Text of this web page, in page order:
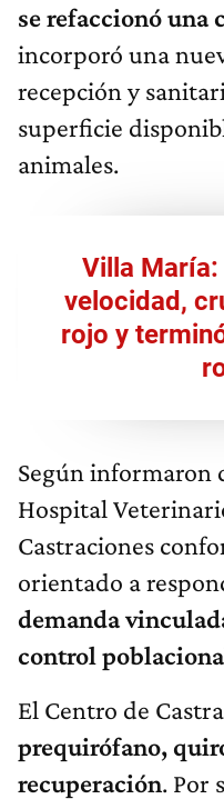
se refaccionó una
incorporó una
recepción y
superficie
animales.
Villa María:
velocidad,
rojo y
Según informaron
Hospital
Castraciones
orientado a
demanda
control
El Centro de
prequirófano,
recuperación. Por